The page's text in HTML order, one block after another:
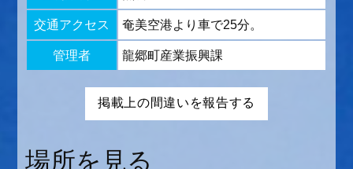
交通アクセス 奄美空港より車で25分。
管理者 龍郷町産業振興課
場所を見る